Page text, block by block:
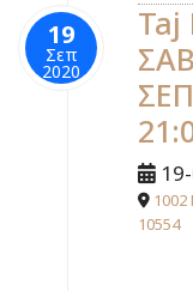
19
Σεπ
2020
10554